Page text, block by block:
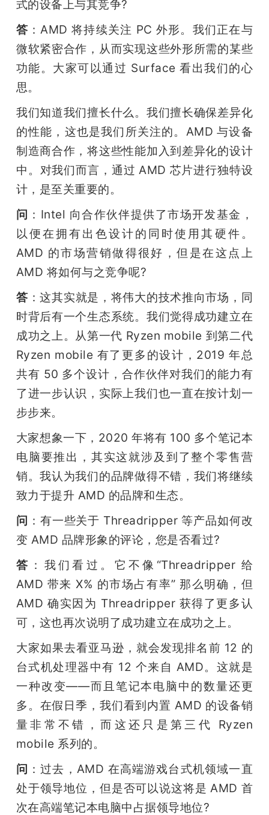
式的设备上与其竞争?
答 ：AMD 将持续关注 PC 外形。我们正在与
微软紧密合作，从而实现这些外形所需的某些
功能。大家可以通过 Surface 看出我们的心
思。
我们知道我们擅长什么。我们擅长确保差异化
的性能，这也是我们所关注的。AMD 与设备
制造商合作，将这些性能加入到差异化的设计
中。对我们而言，通过 AMD 芯片进行独特设
计，是至关重要的。
问 ：Intel 向合作伙伴提供了市场开发基金，
以便在拥有出色设计的同时使用其硬件。
AMD 的市场营销做得很好，但是在这点上
AMD 将如何与之竞争呢?
答 ：这其实就是，将伟大的技术推向市场，同
时背后有一个生态系统。我们觉得成功建立在
成功之上。从第一代 Ryzen mobile 到第二代
Ryzen mobile 有了更多的设计，2019 年总
共有 50 多个设计，合作伙伴对我们的能力有
了进一步认识，实际上我们也一直在按计划一
步步来。
大家想象一下，2020 年将有 100 多个笔记本
电脑要推出，其实这就涉及到了整个零售营
销。我认为我们的品牌做得不错，我们将继续
致力于提升 AMD 的品牌和生态。
问 ：有一些关于 Threadripper 等产品如何改
变 AMD 品牌形象的评论，您是否看过?
答 ：我们看过。它不像“Threadripper 给
AMD 带来 X% 的市场占有率” 那么明确，但
AMD 确实因为 Threadripper 获得了更多认
可，这也再次说明了成功建立在成功之上。
大家如果去看亚马逊，就会发现排名前 12 的
台式机处理器中有 12 个来自 AMD。这就是
一种改变——而且笔记本电脑中的数量还更
多。在假日季，我们看到内置 AMD 的设备销
量非常不错，而这还只是第三代 Ryzen
mobile 系列的。
问 ：过去，AMD 在高端游戏台式机领域一直
处于领导地位，但是否可以说这将是 AMD 首
次在高端笔记本电脑中占据领导地位?